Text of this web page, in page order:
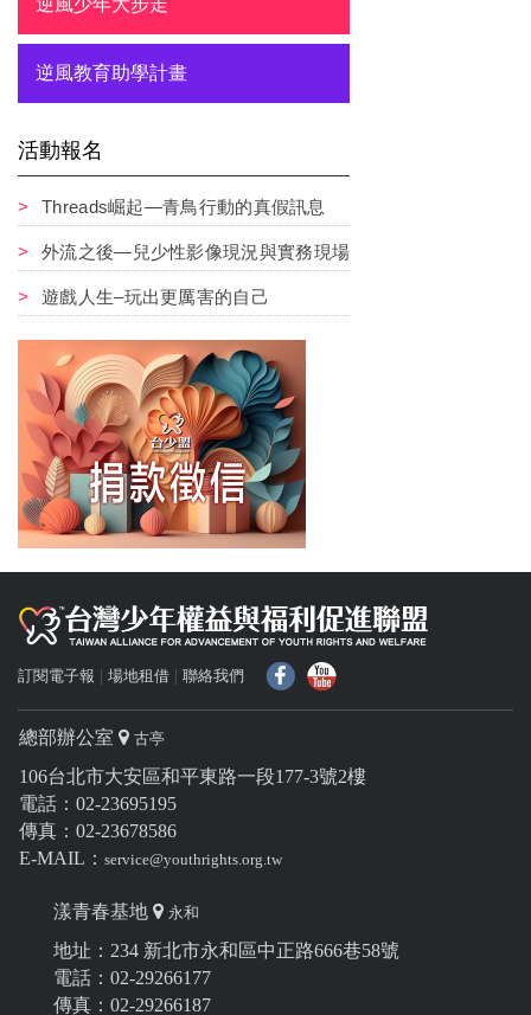
逆風少年大步走
逆風教育助學計畫
活動報名
Threads崛起—青鳥行動的真假訊息
外流之後—兒少性影像現況與實務現場
遊戲人生–玩出更厲害的自己
訂閱電子報 場地租借 聯絡我們
總部辦公室 古亭
106台北市大安區和平東路一段177-3號2樓
電話：02-23695195
傳真：02-23678586
E-MAIL： service@youthrights.org.tw
漾青春基地 永和
地址：234 新北市永和區中正路666巷58號
電話：02-29266177
傳真：02-29266187